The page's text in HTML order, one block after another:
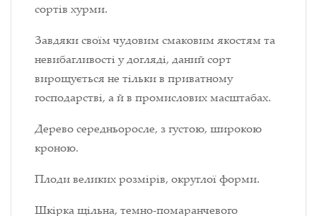
сортів хурми.
Завдяки своїм чудовим смаковим якостям та
невибагливості у догляді, даний сорт
вирощується не тільки в приватному
господарстві, а й в промислових масштабах.
Дерево середньоросле, з густою, широкою
кроною.
Плоди великих розмірів, округлої форми.
Шкірка щільна, темно-помаранчевого